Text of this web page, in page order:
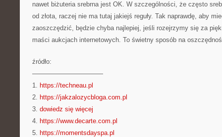
nawet biżuteria srebrna jest OK. W szczególności, że często
od złota, raczej nie ma tutaj jakiejś reguły. Tak naprawdę, aby
zaoszczędzić, będzie chyba najlepiej, jeśli rozejrzymy się za
maści aukcjach internetowych. To świetny sposób na
źródło:
———————————
1. https://techneau.pl
2. https://jakzalozycbloga.com.pl
3. dowiedz się więcej
4. https://www.decarte.com.pl
5. https://momentsdayspa.pl